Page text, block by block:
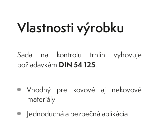
Vlastnosti výrobku
Sada na kontrolu trhlín vyhovuje
požiadavkám DIN 54 125.
Vhodný pre kovové aj nekovové
materiály
Jednoduchá a bezpečná aplikácia